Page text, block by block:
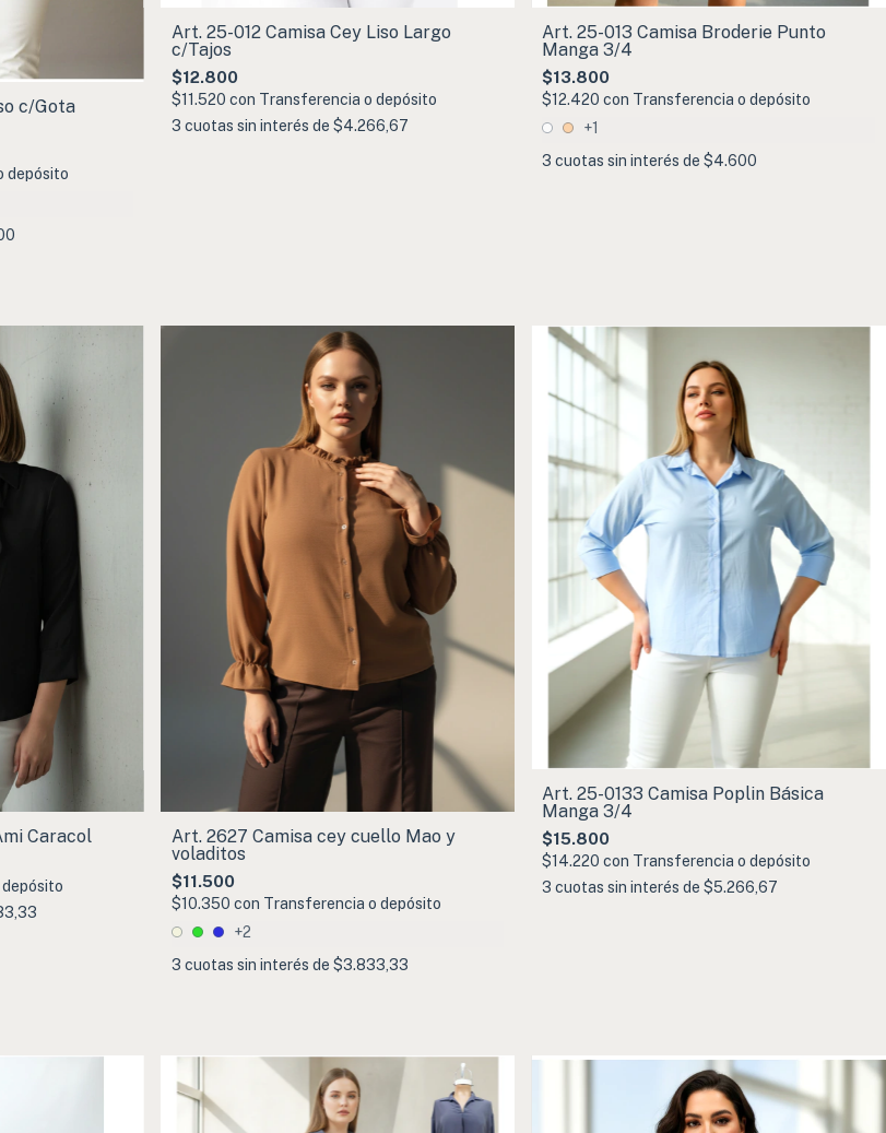
c/Gota
depósito
Art. 25-012 Camisa Cey Liso Largo
c/Tajos
$12.800
$11.520 con Transferencia o depósito
3 cuotas sin interés de $4.266,67
Art. 25-013 Camisa Broderie Punto
Manga 3/4
$13.800
$12.420con Transferencia o depósito
+1
3 cuotas sin interés de$4.600
Caracol
Art. 2627 Camisa cey cuello Mao y
voladitos
$11.500
$10.350 con Transferencia o depósito
+2
3 cuotas sin interés de $3.833,33
Art. 25-0133 Camisa Poplin Básica
Manga 3/4
$15.800
$14.220con Transferencia o depósito
3 cuotas sin interés de$5.266,67